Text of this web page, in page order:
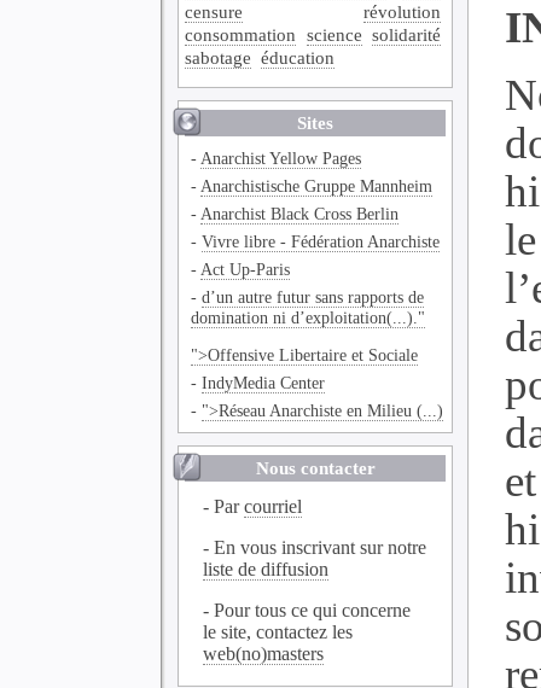
censure
révolution
consommation science solidarité
sabotage éducation
Sites
- Anarchist Yellow Pages
- Anarchistische Gruppe Mannheim
- Anarchist Black Cross Berlin
-Vivre libre - Fédération Anarchiste
- Act Up-Paris
-d’un autre futur sans rapports de
domination ni d’exploitation(...)."
">Offensive Libertaire et Sociale
-IndyMedia Center
- ">Réseau Anarchiste en Milieu (...)
Nous contacter
- Parcourriel
- En vous inscrivant sur notre
liste de diffusion
- Pour tous ce qui concerne
le site, contactez les
web(no)masters